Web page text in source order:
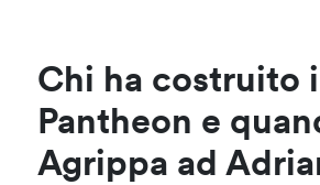
Chi ha costruito
Pantheon e
Agrippa ad